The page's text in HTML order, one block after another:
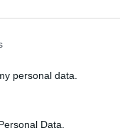
personal data.
Data.
órákban egy
alacsonyabb
és a negatív